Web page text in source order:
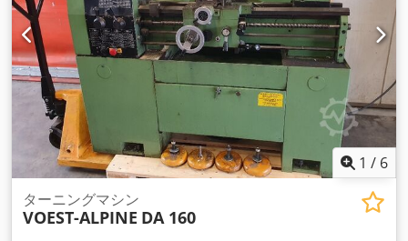
1 / 6
ターニングマシン
VOEST-ALPINE DA 160